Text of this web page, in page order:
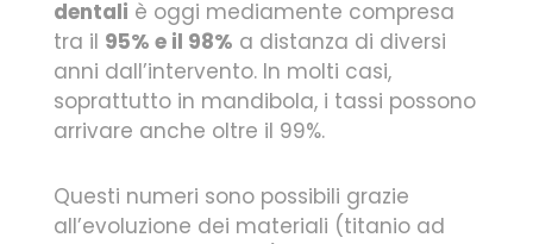
dentali è oggi mediamente compresa
tra il 95% e il 98% a distanza di diversi
anni dall’intervento. In molti casi,
soprattutto in mandibola, i tassi possono
arrivare anche oltre il 99%.
Questi numeri sono possibili grazie
all’evoluzione dei materiali (titanio ad